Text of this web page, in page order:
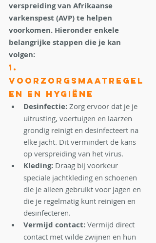
verspreiding van Afrikaanse
varkenspest (AVP) te helpen
voorkomen. Hieronder enkele
belangrijke stappen die je kan
volgen:
1.
Voorzorgsmaatregel
en en Hygiëne
Desinfectie: Zorg ervoor dat je je
uitrusting, voertuigen en laarzen
grondig reinigt en desinfecteert na
elke jacht. Dit vermindert de kans
op verspreiding van het virus.
Kleding: Draag bij voorkeur
speciale jachtkleding en schoenen
die je alleen gebruikt voor jagen en
die je regelmatig kunt reinigen en
desinfecteren.
Vermijd contact: Vermijd direct
contact met wilde zwijnen en hun